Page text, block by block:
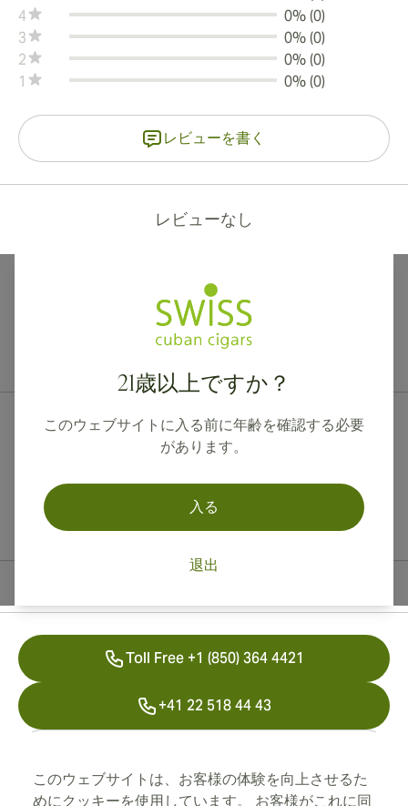
このウェブサイトは、お客様の体験を向上させるた
めにクッキーを使用しています。 お客様がこれに同
4
0% (0)
3
0% (0)
2
0% (0)
1
0% (0)
レビューを書く
レビューなし
21歳以上ですか？
このウェブサイトに入る前に年齢を確認する必要
があります。
入る
退出
Toll Free +1 (850) 364 4421
+41 22 518 44 43